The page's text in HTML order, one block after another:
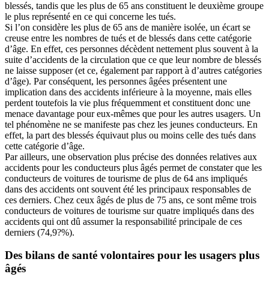
blessés, tandis que les plus de 65 ans constituent le deuxième groupe
le plus représenté en ce qui concerne les tués.
Si l’on considère les plus de 65 ans de manière isolée, un écart se
creuse entre les nombres de tués et de blessés dans cette catégorie
d’âge. En effet, ces personnes décèdent nettement plus souvent à la
suite d’accidents de la circulation que ce que leur nombre de blessés
ne laisse supposer (et ce, également par rapport à d’autres catégories
d’âge). Par conséquent, les personnes âgées présentent une
implication dans des accidents inférieure à la moyenne, mais elles
perdent toutefois la vie plus fréquemment et constituent donc une
menace davantage pour eux-mêmes que pour les autres usagers. Un
tel phénomène ne se manifeste pas chez les jeunes conducteurs. En
effet, la part des blessés équivaut plus ou moins celle des tués dans
cette catégorie d’âge.
Par ailleurs, une observation plus précise des données relatives aux
accidents pour les conducteurs plus âgés permet de constater que les
conducteurs de voitures de tourisme de plus de 64 ans impliqués
dans des accidents ont souvent été les principaux responsables de
ces derniers. Chez ceux âgés de plus de 75 ans, ce sont même trois
conducteurs de voitures de tourisme sur quatre impliqués dans des
accidents qui ont dû assumer la responsabilité principale de ces
derniers (74,9?%).
Des bilans de santé volontaires pour les usagers plus
âgés